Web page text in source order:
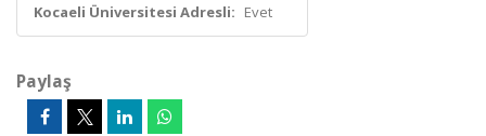
Kocaeli Üniversitesi Adresli: Evet
Paylaş